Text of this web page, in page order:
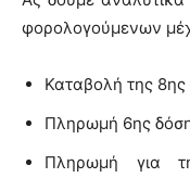
φορολογούμενων
Καταβολή της
Πληρωμή 6ης
Πληρωμή για